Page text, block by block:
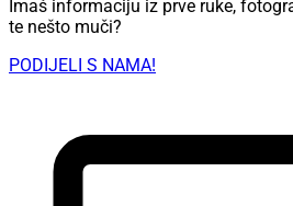
Imaš informaciju iz prve ruke,
te nešto muči?
PODIJELI S NAMA!